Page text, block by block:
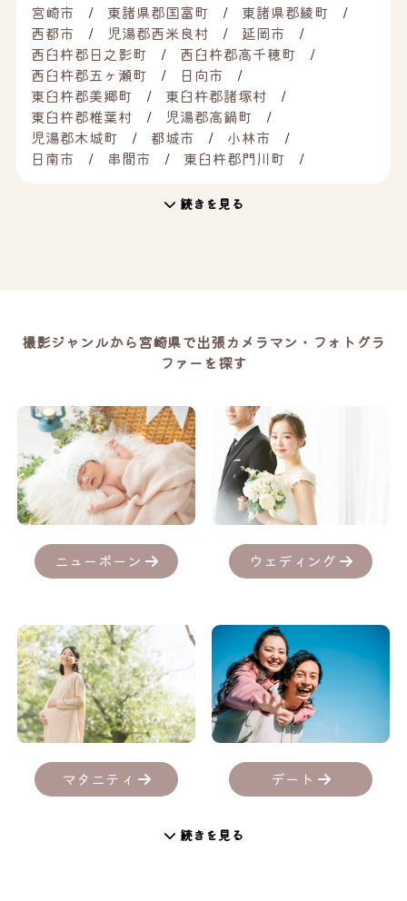
宮崎市 東諸県郡国富町
東諸県郡綾町
西都市
児湯郡西米良村
延岡市
西臼杵郡日之影町
西臼杵郡高千穂町
西臼杵郡五ヶ瀬町
日向市
東臼杵郡美郷町
東臼杵郡諸塚村
東臼杵郡椎葉村
児湯郡高鍋町
児湯郡木城町
都城市
小林市
日南市
串間市 東臼杵郡門川町
続きを見る
撮影ジャンルから宮崎県で出張カメラマン・フォトグラ
ファーを探す
ニューボーン ウェディング
マタニティ デート
続きを見る